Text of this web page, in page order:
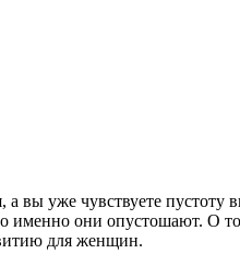
а вы уже чувствуете
именно они опустошают. О
для женщин.